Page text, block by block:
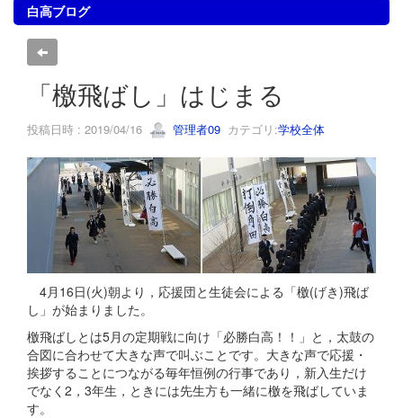
白高ブログ
「檄飛ばし」はじまる
投稿日時 : 2019/04/16 管理者09 カテゴリ:学校全体
4月16日(火)朝より，応援団と生徒会による「檄(げき)飛ば
し」が始まりました。
檄飛ばしとは5月の定期戦に向け「必勝白高！！」と，太鼓の
合図に合わせて大きな声で叫ぶことです。大きな声で応援・
挨拶することにつながる毎年恒例の行事であり，新入生だけ
でなく2，3年生，ときには先生方も一緒に檄を飛ばしていま
す。